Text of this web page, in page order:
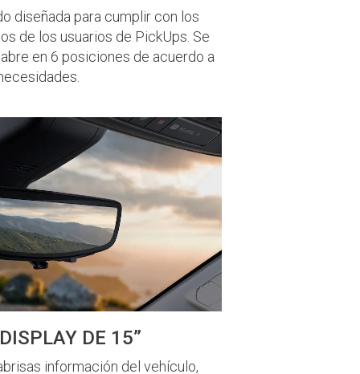
diseñada para cumplir con los
de los usuarios de PickUps. Se
en 6 posiciones de acuerdo a
DE 15”
información del vehículo,